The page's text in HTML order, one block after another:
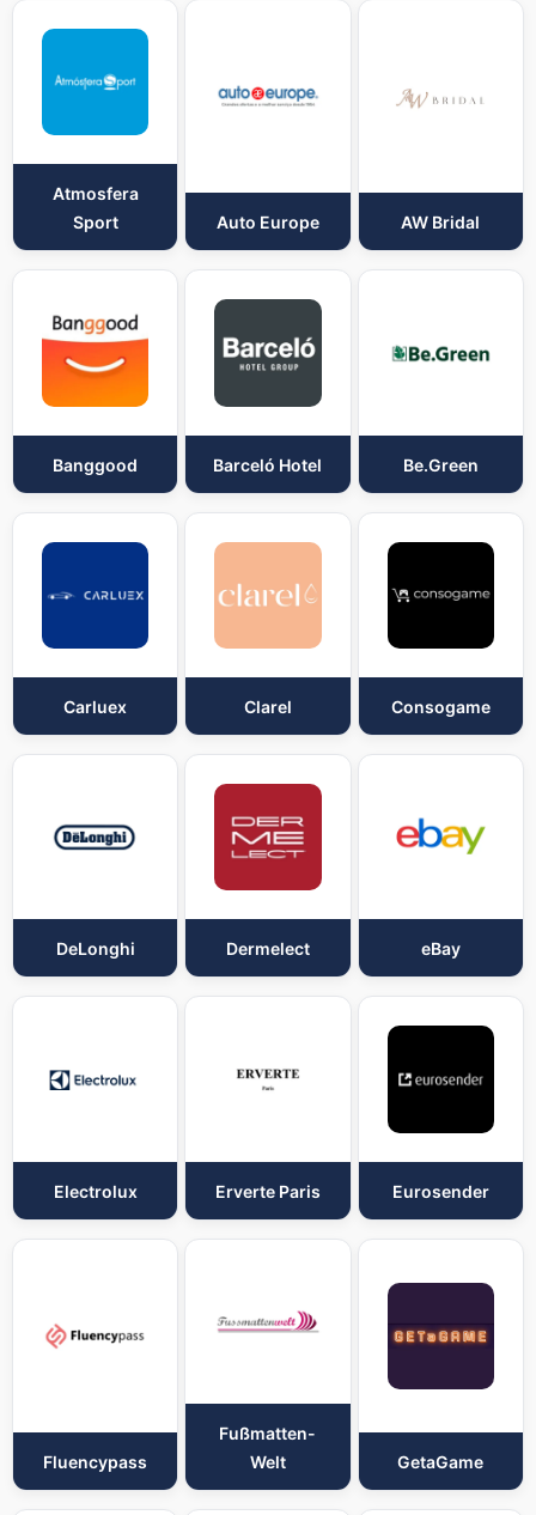
Atmosfera
Sport
Auto Europe AW Bridal
Banggood Barceló Hotel Be.Green
Carluex Clarel Consogame
DeLonghi Dermelect eBay
Electrolux Erverte Paris Eurosender
Fluencypass
Fußmatten-
Welt
GetaGame